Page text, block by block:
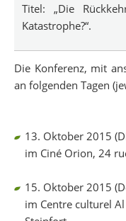
Titel: „Die
Katastrophe?“.
Die Konferenz, mit
an folgenden Tagen
13. Oktober 2015
im Ciné Orion, 24
15. Oktober 2015
im Centre culturel